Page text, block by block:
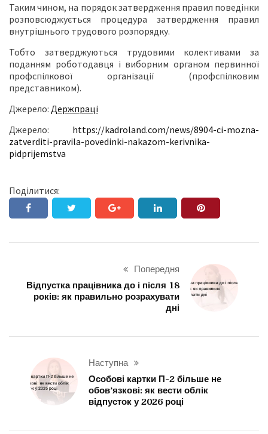
Таким чином, на порядок затвердження правил поведінки
розповсюджується процедура затвердження правил
внутрішнього трудового розпорядку.
Тобто затверджуються трудовими колективами за
поданням роботодавця і виборним органом первинної
профспілкової організації (профспілковим
представником).
Джерело: Держпраці
Джерело: https://kadroland.com/news/8904-ci-mozna-
zatverditi-pravila-povedinki-nakazom-kerivnika-
pidprijemstva
Поділитися:
Попередня
Відпустка працівника до і після 18
років: як правильно розрахувати
дні
Наступна
Особові картки П-2 більше не
обов’язкові: як вести облік
відпусток у 2026 році